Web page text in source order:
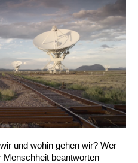
und wohin gehen wir? Wer
Menschheit beantworten